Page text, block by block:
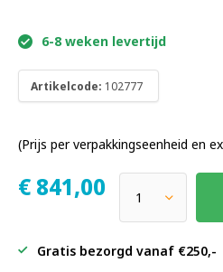
6-8 weken levertijd
Artikelcode: 102777
(Prijs per verpakkingseenheid en
€ 841,00
Gratis bezorgd vanaf €250,-